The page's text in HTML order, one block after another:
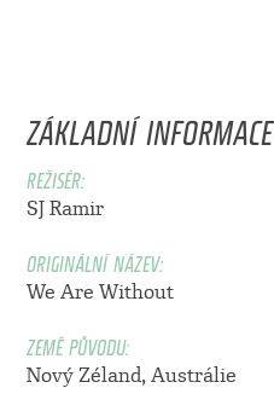
ZÁKLADNÍ INFORMACE
REŽISÉR:
SJ Ramir
ORIGINÁLNÍ NÁZEV:
We Are Without
ZEMĚ PŮVODU:
Nový Zéland, Austrálie